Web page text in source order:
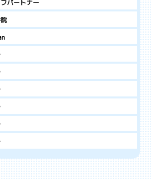
パートナー